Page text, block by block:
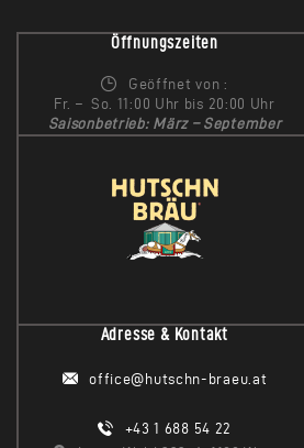
Öffnungszeiten
Geöffnet von :
Fr. – So. 11:00 Uhr bis 20:00 Uhr
Saisonbetrieb: März – September
Adresse & Kontakt
office@hutschn-braeu.at
+43 1 688 54 22